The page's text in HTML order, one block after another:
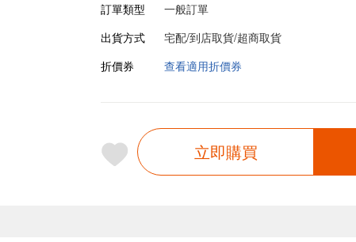
訂單類型
一般訂單
出貨方式
宅配/到店取貨/超商取貨
折價券
查看適用折價券
立即購買